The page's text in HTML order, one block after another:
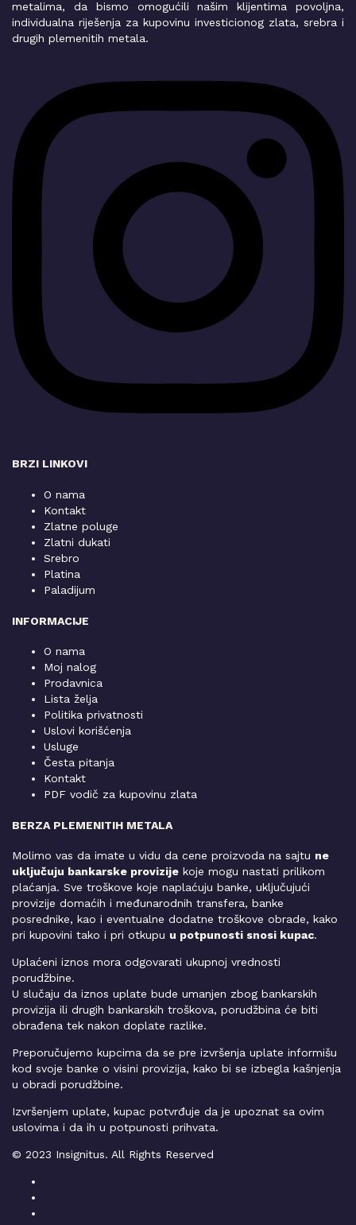
metalima, da bismo omogućili našim klijentima povoljna,
individualna riješenja za kupovinu investicionog zlata, srebra i
drugih plemenitih metala.
BRZI LINKOVI
O nama
Kontakt
Zlatne poluge
Zlatni dukati
Srebro
Platina
Paladijum
INFORMACIJE
O nama
Moj nalog
Prodavnica
Lista želja
Politika privatnosti
Uslovi korišćenja
Usluge
Česta pitanja
Kontakt
PDF vodič za kupovinu zlata
BERZA PLEMENITIH METALA
Molimo vas da imate u vidu da cene proizvoda na sajtu ne
uključuju bankarske provizije koje mogu nastati prilikom
plaćanja. Sve troškove koje naplaćuju banke, uključujući
provizije domaćih i međunarodnih transfera, banke
posrednike, kao i eventualne dodatne troškove obrade, kako
pri kupovini tako i pri otkupu u potpunosti snosi kupac.
Uplaćeni iznos mora odgovarati ukupnoj vrednosti
porudžbine.
U slučaju da iznos uplate bude umanjen zbog bankarskih
provizija ili drugih bankarskih troškova, porudžbina će biti
obrađena tek nakon doplate razlike.
Preporučujemo kupcima da se pre izvršenja uplate informišu
kod svoje banke o visini provizija, kako bi se izbegla kašnjenja
u obradi porudžbine.
Izvršenjem uplate, kupac potvrđuje da je upoznat sa ovim
uslovima i da ih u potpunosti prihvata.
© 2023 Insignitus. All Rights Reserved